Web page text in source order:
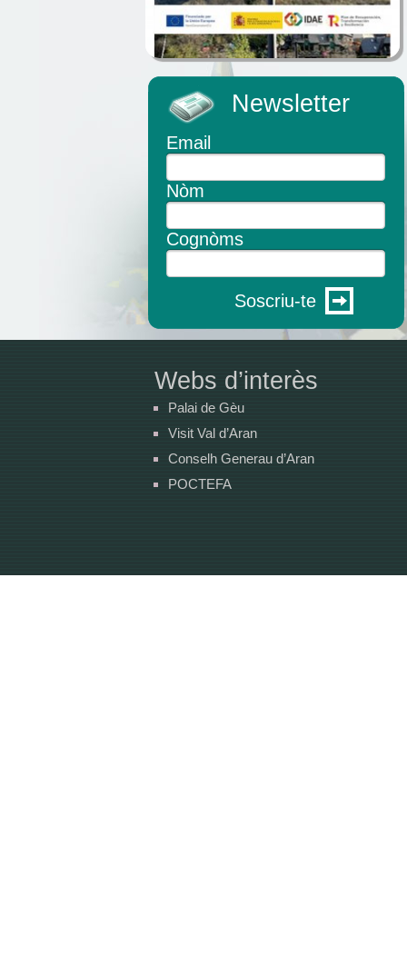
Newsletter
Email
Nòm
Cognòms
Soscriu-te
Webs d’interès
Palai de Gèu
Visit Val d’Aran
Conselh Generau d’Aran
POCTEFA